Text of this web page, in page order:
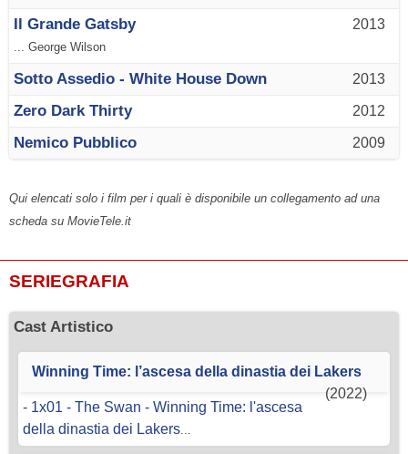
2013
Il Grande Gatsby
... George Wilson
2013
Sotto Assedio - White House Down
2012
Zero Dark Thirty
2009
Nemico Pubblico
Qui elencati solo i film per i quali è disponibile un collegamento ad una
scheda su MovieTele.it
SERIEGRAFIA
Cast Artistico
Winning Time: l’ascesa della dinastia dei Lakers
(2022)
- 1x01 - The Swan - Winning Time: l'ascesa
della dinastia dei Lakers